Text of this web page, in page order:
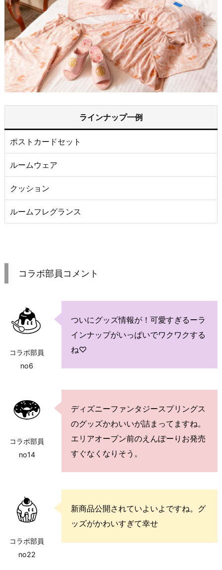
ラインナップ一例
ポストカードセット
ルームウェア
クッション
ルームフレグランス
コラボ部員コメント
コラボ部員
no6
ついにグッズ情報が！可愛すぎるーラ
インナップがいっぱいでワクワクする
ね♡
コラボ部員
no14
ディズニーファンタジースプリングス
のグッズかわいいが詰まってますね。
エリアオープン前のえんぽーりお発売
すぐなくなりそう。
コラボ部員
no22
新商品公開されていよいよですね。グ
ッズがかわいすぎて幸せ